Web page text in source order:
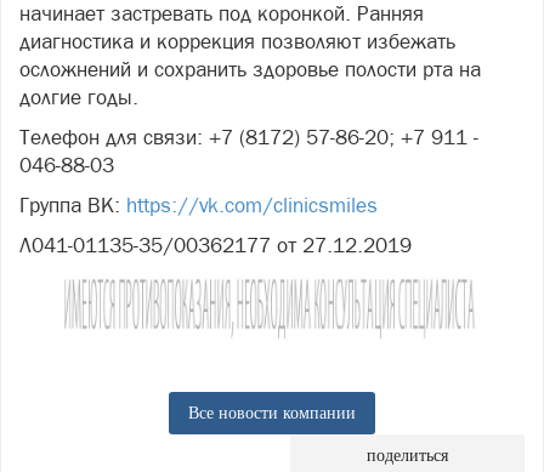
начинает застревать под коронкой. Ранняя
диагностика и коррекция позволяют избежать
осложнений и сохранить здоровье полости рта на
долгие годы.
Телефон для связи: +7 (8172) 57-86-20; +7 911 -
046-88-03
Группа ВК: https://vk.com/clinicsmiles
Л041-01135-35/00362177 от 27.12.2019
Все новости компании
поделиться